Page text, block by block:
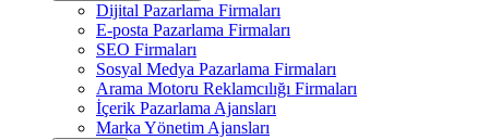
Dijital Pazarlama Firmaları
E-posta Pazarlama Firmaları
SEO Firmaları
Sosyal Medya Pazarlama Firmaları
Arama Motoru Reklamcılığı Firmaları
İçerik Pazarlama Ajansları
Marka Yönetim Ajansları